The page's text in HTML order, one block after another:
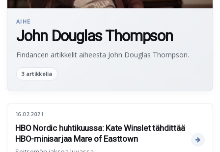
AIHE
John Douglas Thompson
Findancen artikkelit aiheesta John Douglas Thompson.
3 artikkelia
16.02.2021
HBO Nordic huhtikuussa: Kate Winslet tähdittää
HBO-minisarjaa Mare of Easttown